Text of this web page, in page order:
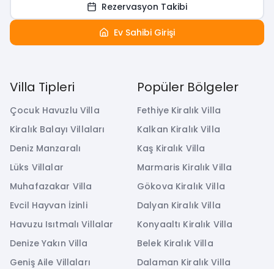
Villa Tipleri
Çocuk Havuzlu Villa
Kiralık Balayı Villaları
Deniz Manzaralı
Lüks Villalar
Muhafazakar Villa
Evcil Hayvan İzinli
Havuzu Isıtmalı Villalar
Denize Yakın Villa
Geniş Aile Villaları
Popüler Bölgeler
Fethiye Kiralık Villa
Kalkan Kiralık Villa
Kaş Kiralık Villa
Marmaris Kiralık Villa
Gökova Kiralık Villa
Dalyan Kiralık Villa
Konyaaltı Kiralık Villa
Belek Kiralık Villa
Dalaman Kiralık Villa
Rezervasyon Takibi
Ev Sahibi Girişi